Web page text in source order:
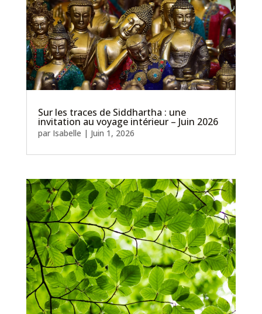
Sur les traces de Siddhartha : une
invitation au voyage intérieur – Juin 2026
par Isabelle | Juin 1, 2026